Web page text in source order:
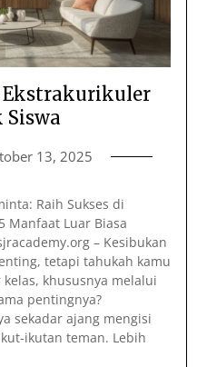
13, 2025
Raih Sukses di
Manfaat Luar Biasa
– Kesibukan
tetapi tahukah kamu
khususnya melalui
pentingnya?
sekadar ajang mengisi
ikutan teman. Lebih